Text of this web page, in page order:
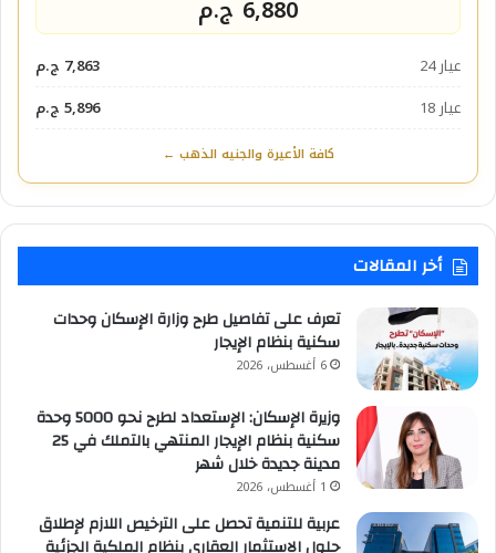
6,880 ج.م
عيار 24
7,863 ج.م
عيار 18
5,896 ج.م
كافة الأعيرة والجنيه الذهب ←
أخر المقالات
تعرف على تفاصيل طرح وزارة الإسكان وحدات
سكنية بنظام الإيجار
6 أغسطس، 2026
وزيرة الإسكان: الإستعداد لطرح نحو 5000 وحدة
سكنية بنظام الإيجار المنتهي بالتملك في 25
مدينة جديدة خلال شهر
1 أغسطس، 2026
عربية للتنمية تحصل على الترخيص اللازم لإطلاق
حلول الاستثمار العقاري بنظام الملكية الجزئية